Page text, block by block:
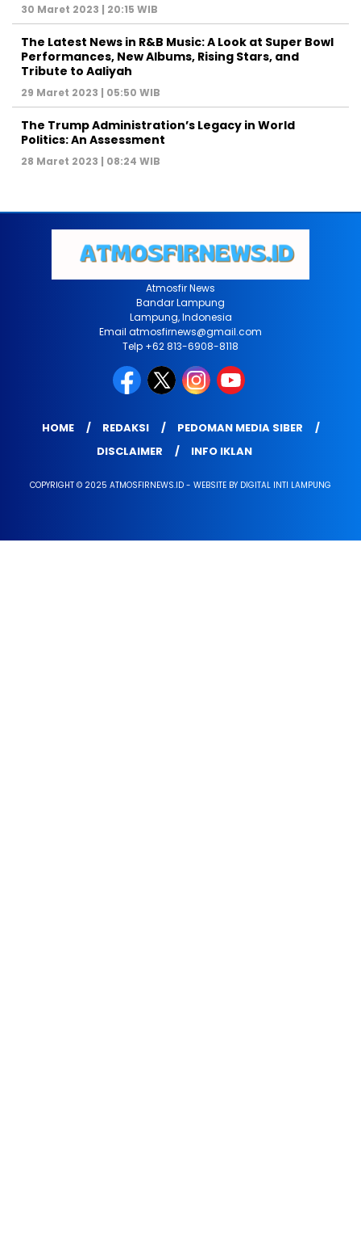
30 Maret 2023 | 20:15 WIB
The Latest News in R&B Music: A Look at Super Bowl
Performances, New Albums, Rising Stars, and
Tribute to Aaliyah
29 Maret 2023 | 05:50 WIB
The Trump Administration’s Legacy in World
Politics: An Assessment
28 Maret 2023 | 08:24 WIB
Atmosfir News
Bandar Lampung
Lampung, Indonesia
Email atmosfirnews@gmail.com
Telp +62 813-6908-8118
HOME REDAKSI
PEDOMAN MEDIA SIBER
DISCLAIMER
INFO IKLAN
COPYRIGHT © 2025 ATMOSFIRNEWS.ID - WEBSITE BY DIGITAL INTI LAMPUNG